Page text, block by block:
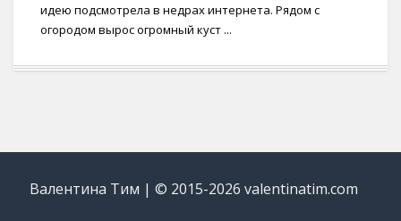
идею подсмотрела в недрах интернета. Рядом с
огородом вырос огромный куст ...
Валентина Тим | © 2015-2026 valentinatim.com